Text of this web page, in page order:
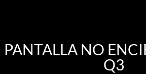
PANTALLA NO
Q3